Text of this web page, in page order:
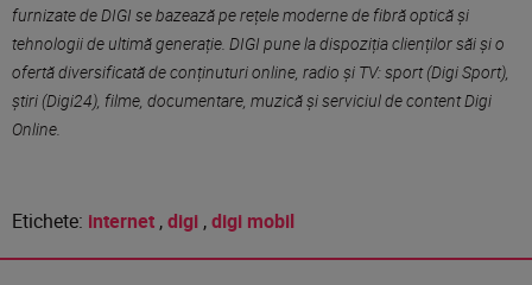
furnizate de DIGI se bazează pe rețele moderne de fibră optică și
tehnologii de ultimă generație. DIGI pune la dispoziția clienților săi și o
ofertă diversificată de conținuturi online, radio și TV: sport (Digi Sport),
știri (Digi24), filme, documentare, muzicăși serviciul de content Digi
Online.
Etichete: internet,digi,digi mobil